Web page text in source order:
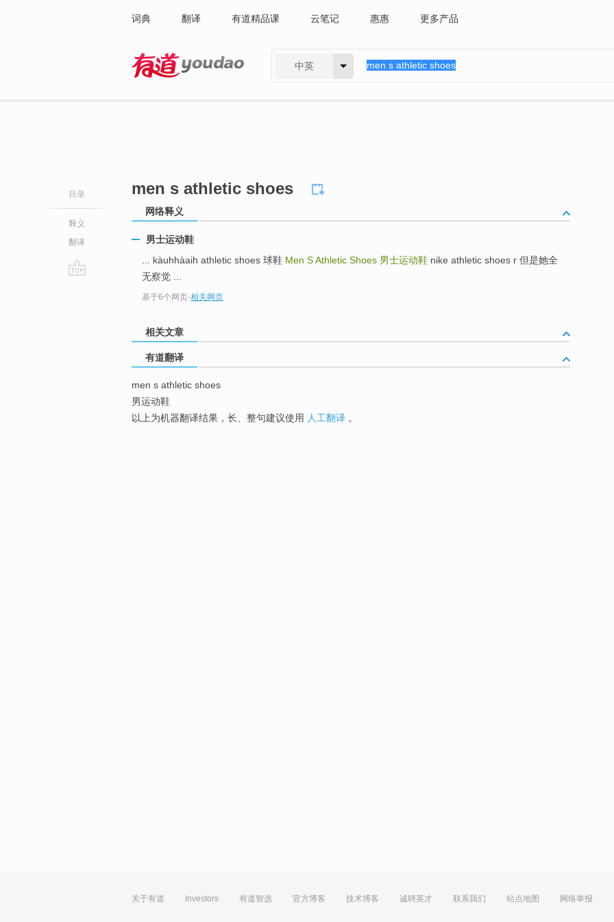
词典 翻译 有道精品课 云笔记 惠惠 更多产品
中英
目录
释义
翻译
men s athletic shoes
网络释义
男士运动鞋
... kàuhhàaih athletic shoes 球鞋 Men S Athletic Shoes 男士运动鞋 nike athletic shoes r 但是她全
无察觉 ...
基于6个网页-相关网页
相关文章
有道翻译
men s athletic shoes
男运动鞋
以上为机器翻译结果，长、整句建议使用 人工翻译 。
关于有道 Investors 有道智选 官方博客 技术博客 诚聘英才 联系我们 站点地图 网络举报